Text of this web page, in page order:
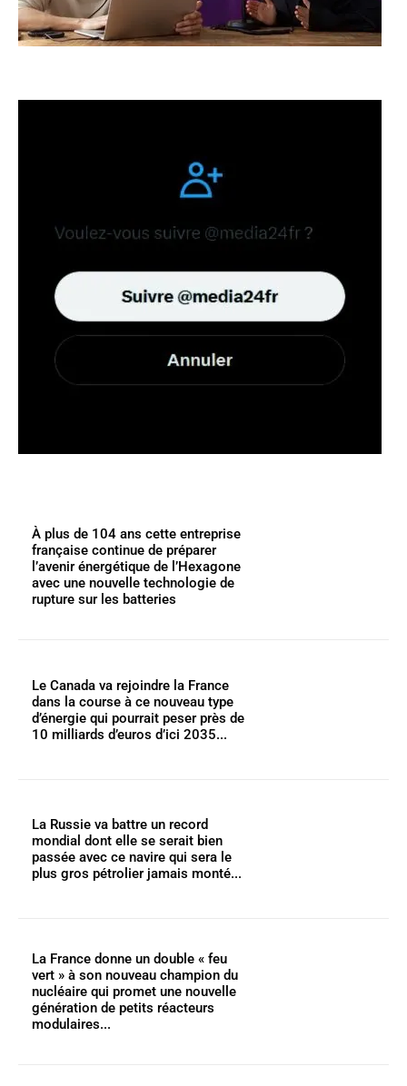
À plus de 104 ans cette entreprise
française continue de préparer
l’avenir énergétique de l’Hexagone
avec une nouvelle technologie de
rupture sur les batteries
Le Canada va rejoindre la France
dans la course à ce nouveau type
d’énergie qui pourrait peser près de
10 milliards d’euros d’ici 2035...
La Russie va battre un record
mondial dont elle se serait bien
passée avec ce navire qui sera le
plus gros pétrolier jamais monté...
La France donne un double « feu
vert » à son nouveau champion du
nucléaire qui promet une nouvelle
génération de petits réacteurs
modulaires...